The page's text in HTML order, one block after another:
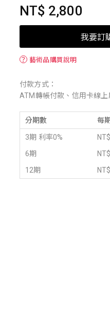
NT$ 2,800
我要訂
？ 藝術品購買說明
付款方式：
ATM轉帳付款、信用卡線
分期數 每
3期 利率0%
6期
12期